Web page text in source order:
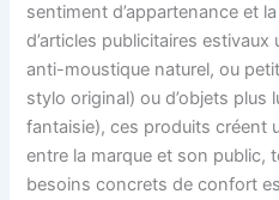
sentiment d’appartenance et la
d’articles publicitaires
anti-moustique naturel, ou
stylo original) ou d’objets plus
fantaisie), ces produits créent
entre la marque et son public,
besoins concrets de confort